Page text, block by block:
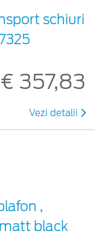
schiuri
€ 357,83
Vezi detalii
,
matt black